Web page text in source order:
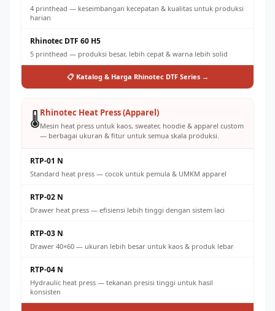
4 printhead — keseimbangan kecepatan & kualitas untuk produksi
harian
Rhinotec DTF 60 H5
5 printhead — produksi besar, lebih cepat & warna lebih solid
📋 Katalog & Harga Rhinotec DTF Series →
🌡️Rhinotec Heat Press (Apparel)
Mesin heat press untuk kaos, sweater, hoodie & apparel custom
— berbagai ukuran & fitur untuk semua skala produksi.
RTP-01 N
Standard heat press — cocok untuk pemula & UMKM apparel
RTP-02 N
Drawer heat press — efisiensi lebih tinggi dengan sistem laci
RTP-03 N
Drawer 40×60 — ukuran lebih besar untuk kaos & produk lebar
RTP-04 N
Hydraulic heat press — tekanan presisi tinggi untuk hasil
konsisten